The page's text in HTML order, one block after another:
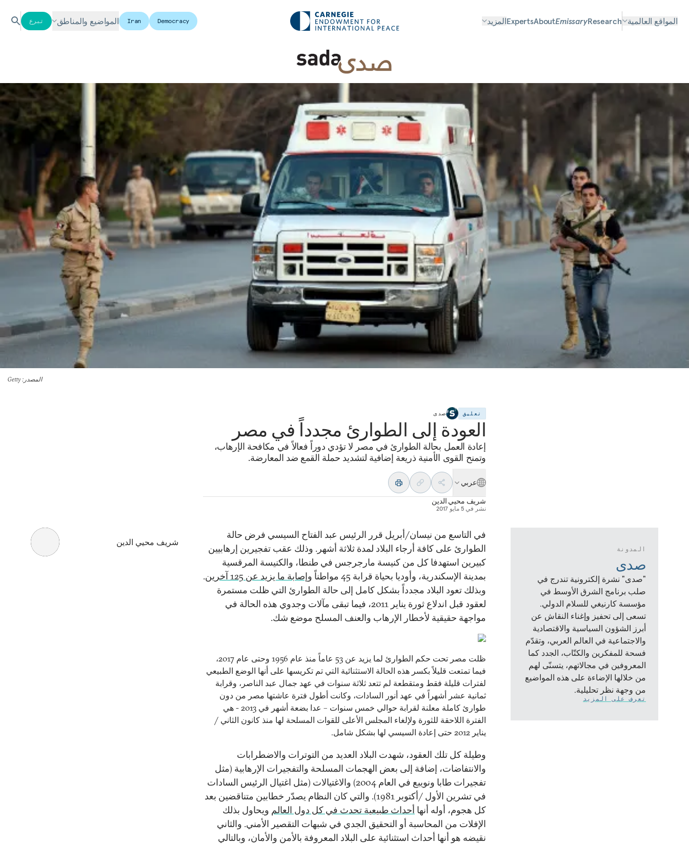
المواقع العالمية Research
Emissary
About
Expertsالمزيد Democracy
Iran المواضيع والمناطق تبرع
المصدر : Getty
تعليق صدى
العودة إلى الطوارئ مجدداً في مصر
إعادة العمل بحالة الطوارئ في مصر لا تؤدي دوراً فعالاً في مكافحة الإرهاب،
وتمنح القوى الأمنية ذريعة إضافية لتشديد حملة القمع ضد المعارضة.
عربي
شريف محيي الدين
نشر في 5 مايو 2017
المدونة
صدى
"صدى" نشرة إلكترونية تندرج في
صلب برنامج الشرق الأوسط في
مؤسسة كارنيغي للسلام الدولي.
تسعى إلى تحفيز وإغناء النقاش عن
أبرز الشؤون السياسية والاقتصادية
والاجتماعية في العالم العربي، وتقدّم
فسحة للمفكرين والكتّاب، الجدد كما
المعروفين في مجالاتهم، يتسنّى لهم
من خلالها الإضاءة على هذه المواضيع
من وجهة نظر تحليلية.
تعرف على المزيد
في التاسع من نيسان/أبريل قرر الرئيس عبد الفتاح السيسي فرض حالة
الطوارئ على كافة أرجاء البلاد لمدة ثلاثة أشهر. وذلك عقب تفجيرين إرهابيين
كبيرين استهدفا كل من كنيسة مارجرجس في طنطا، والكنيسة المرقسية
بمدينة الإسكندرية، وأوديا بحياة قرابة 45 مواطناً
وإصابة ما يزيد عن 125 آخرين
.
وبذلك تعود البلاد مجدداً بشكل كامل إلى حالة الطوارئ التي ظلت مستمرة
لعقود قبل اندلاع ثورة يناير 2011، فيما تبقى مآلات وجدوي هذه الحالة في
مواجهة حقيقية لأخطار الإرهاب والعنف المسلح موضع شك.
ظلت مصر تحت حكم الطوارئ لما يزيد عن 53 عاماً منذ عام 1956 وحتى عام 2017،
فيما تمتعت قليلاً بكسر هذه الحالة الاستثنائية التي تم تكريسها على أنها الوضع الطبيعي
لفترات قليلة فقط ومتقطعة لم تتعد ثلاثة سنوات في عهد جمال عبد الناصر، وقرابة
ثمانية عشر أشهراً في عهد أنور السادات، وكانت أطول فترة عاشتها مصر من دون
طوارئ كاملة معلنة لقرابة حوالي خمس سنوات –
عدا بضعة أشهر في 2013 - هي
الفترة اللاحقة للثورة ولإلغاء المجلس الأعلى للقوات المسلحة لها منذ كانون الثاني /
يناير 2012 حتى إعادة السيسي لها بشكل شامل.
وطيلة كل تلك العقود، شهدت البلاد العديد من التوترات والاضطرابات
والانتفاضات، إضافة إلى بعض الهجمات المسلحة والتفجيرات الإرهابية (مثل
تفجيرات طابا ونويبع في العام 2004) والاغتيالات (مثل اغتيال الرئيس السادات
في تشرين الأول /
أكتوبر 1981). والتي كان النظام يصدّر خطابين متناقضين بعد
كل هجوم، أوله أنها أحداث طبيعية تحدث في كل دول العالم ويحاول بذلك
الإفلات من المحاسبة أو التحقيق الجدي في شبهات التقصير الأمني. والثاني
نقيضه هو أنها أحداث استثنائية على البلاد المعروفة بالأمن والأمان، وبالتالي
شريف محيي الدين